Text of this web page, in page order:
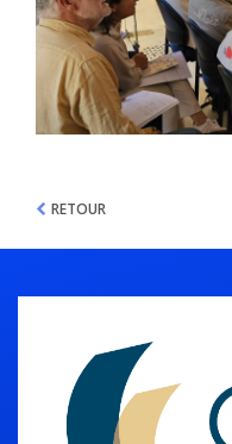
RETOUR